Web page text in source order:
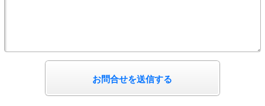
お問合せを送信する